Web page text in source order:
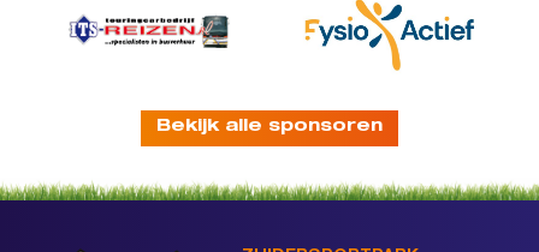
Bekijk alle sponsoren